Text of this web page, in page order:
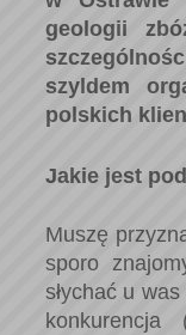
geologii
szyldem
polskich
Jakie jest
Muszę
sporo
słychać u